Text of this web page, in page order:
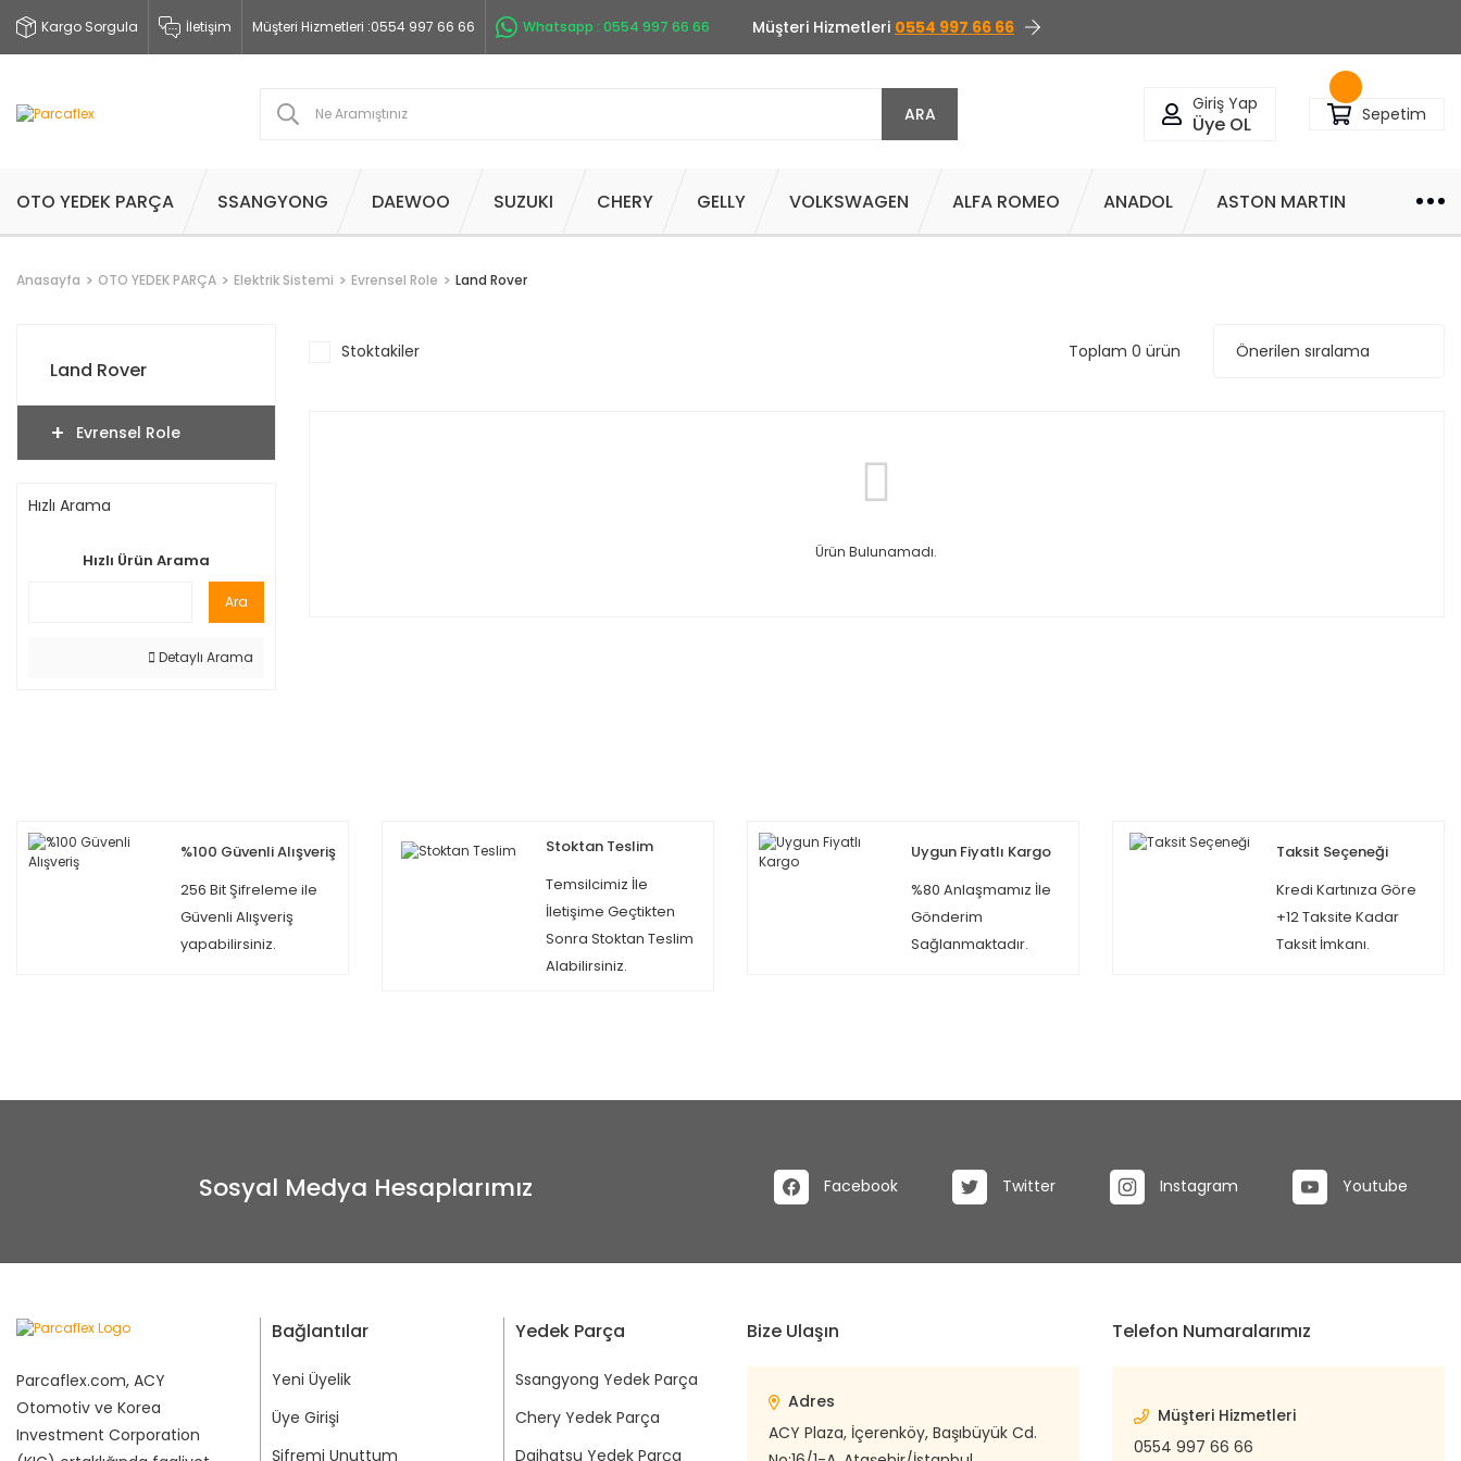
Kargo Sorgula İletişim Müşteri Hizmetleri :0554 997 66 66 Whatsapp : 0554 997 66 66 Müşteri Hizmetleri 0554 997 66 66
ARA Giriş Yap
Üye OL Sepetim
OTO YEDEK PARÇA SSANGYONG DAEWOO SUZUKI CHERY GELLY VOLKSWAGEN ALFA ROMEO ANADOL ASTON MARTIN
Anasayfa OTO YEDEK PARÇA Elektrik Sistemi Evrensel Role Land Rover
Land Rover
Evrensel Role
Hızlı Arama
Hızlı Ürün Arama
Ara
Detaylı Arama
Stoktakiler Toplam 0 ürün
Ürün Bulunamadı.
%100 Güvenli Alışveriş
256 Bit Şifreleme ile
Güvenli Alışveriş
yapabilirsiniz.
Stoktan Teslim
Temsilcimiz İle
İletişime Geçtikten
Sonra Stoktan Teslim
Alabilirsiniz.
Uygun Fiyatlı Kargo
%80 Anlaşmamız İle
Gönderim
Sağlanmaktadır.
Taksit Seçeneği
Kredi Kartınıza Göre
+12 Taksite Kadar
Taksit İmkanı.
Sosyal Medya Hesaplarımız Facebook Twitter Instagram Youtube
Parcaflex.com, ACY
Otomotiv ve Korea
Investment Corporation
Bağlantılar
Yeni Üyelik
Üye Girişi
Şifremi Unuttum
Yedek Parça
Ssangyong Yedek Parça
Chery Yedek Parça
Daihatsu Yedek Parça
Bize Ulaşın
Adres
ACY Plaza, İçerenköy, Başıbüyük Cd.
Telefon Numaralarımız
Müşteri Hizmetleri
0554 997 66 66